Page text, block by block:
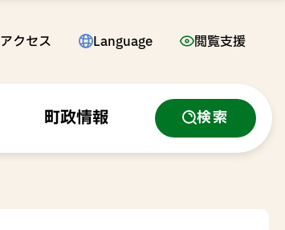
アクセス Language 閲覧支援
町政情報 検索